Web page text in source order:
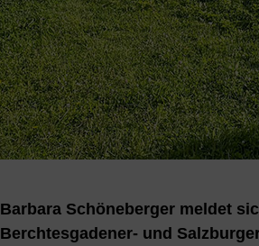
Barbara Schöneberger meldet
Berchtesgadener- und